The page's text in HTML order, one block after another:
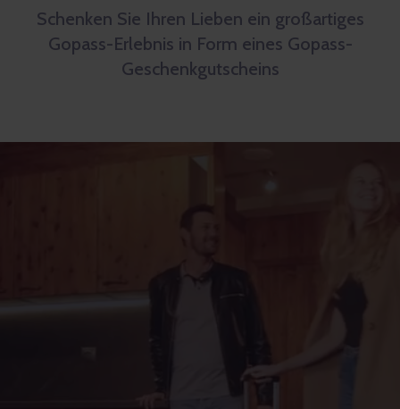
Schenken Sie Ihren Lieben ein großartiges
Gopass-Erlebnis in Form eines Gopass-
Geschenkgutscheins